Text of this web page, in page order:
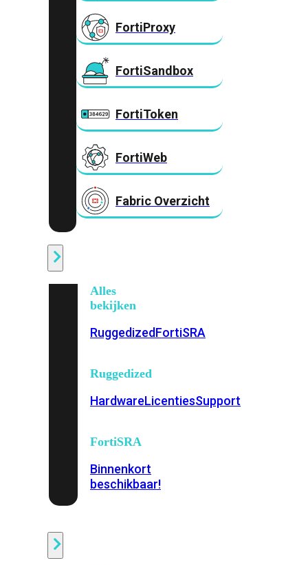
FortiProxy
FortiSandbox
FortiToken
FortiWeb
Fabric Overzicht
Alles
bekijken
RuggedizedFortiSRA
Ruggedized
HardwareLicentiesSupport
FortiSRA
Binnenkort
beschikbaar!